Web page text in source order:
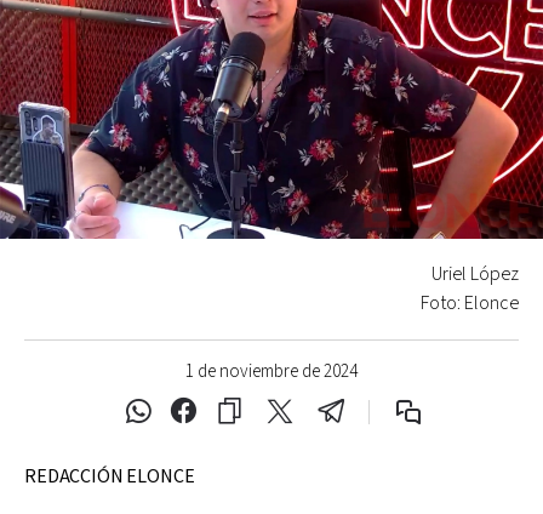
1 de noviembre de 2024
Uriel López
Foto: Elonce
REDACCIÓN ELONCE